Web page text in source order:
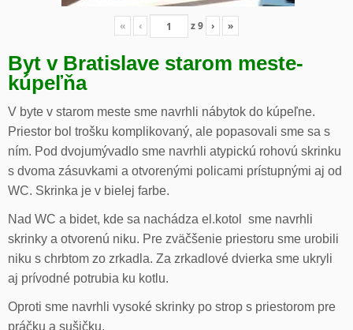
« ‹ z9 › »
Byt v Bratislave starom meste-
kúpeľňa
V byte v starom meste sme navrhli nábytok do kúpeľne.
Priestor bol trošku komplikovaný, ale popasovali sme sa s
ním. Pod dvojumývadlo sme navrhli atypickú rohovú skrinku
s dvoma zásuvkami a otvorenými policami prístupnými aj od
WC. Skrinka je v bielej farbe.
Nad WC a bidet, kde sa nachádza el.kotol sme navrhli
skrinky a otvorenú niku. Pre zväčšenie priestoru sme urobili
niku s chrbtom zo zrkadla. Za zrkadlové dvierka sme ukryli
aj prívodné potrubia ku kotlu.
Oproti sme navrhli vysoké skrinky po strop s priestorom pre
práčku a sušičku.